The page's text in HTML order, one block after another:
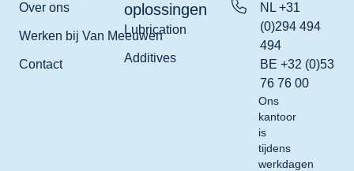
Over ons
Werken bij Van Meeuwen
Contact
oplossingen
Lubrication
Additives
NL +31
(0)294 494
494
BE +32 (0)53
76 76 00
Ons
kantoor
is
tijdens
werkdagen